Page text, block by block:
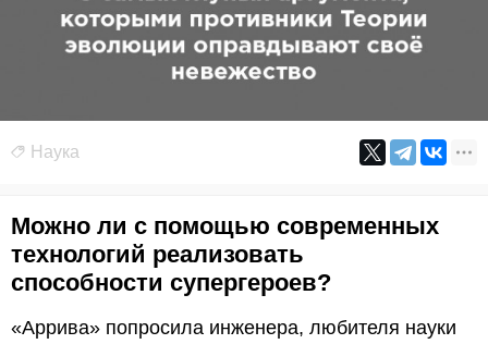
Наука
Можно ли с помощью современных
технологий реализовать
способности супергероев?
«Аррива» попросила инженера, любителя науки